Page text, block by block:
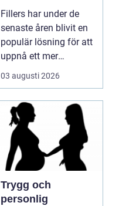
behandlingar
Fillers har under de
senaste åren blivit en
populär lösning för att
uppnå ett mer
ungdomligt och frä...
03 augusti 2026
Trygg och
personlig